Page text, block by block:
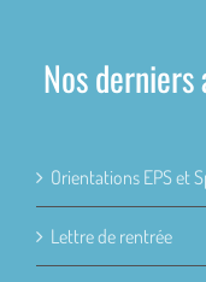
Nos
Orientations EPS et
Lettre de rentrée